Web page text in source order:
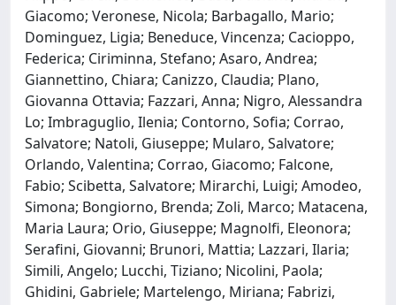
Giacomo; Veronese, Nicola; Barbagallo, Mario;
Dominguez, Ligia; Beneduce, Vincenza; Cacioppo,
Federica; Ciriminna, Stefano; Asaro, Andrea;
Giannettino, Chiara; Canizzo, Claudia; Plano,
Giovanna Ottavia; Fazzari, Anna; Nigro, Alessandra
Lo; Imbraguglio, Ilenia; Contorno, Sofia; Corrao,
Salvatore; Natoli, Giuseppe; Mularo, Salvatore;
Orlando, Valentina; Corrao, Giacomo; Falcone,
Fabio; Scibetta, Salvatore; Mirarchi, Luigi; Amodeo,
Simona; Bongiorno, Brenda; Zoli, Marco; Matacena,
Maria Laura; Orio, Giuseppe; Magnolfi, Eleonora;
Serafini, Giovanni; Brunori, Mattia; Lazzari, Ilaria;
Simili, Angelo; Lucchi, Tiziano; Nicolini, Paola;
Ghidini, Gabriele; Martelengo, Miriana; Fabrizi,